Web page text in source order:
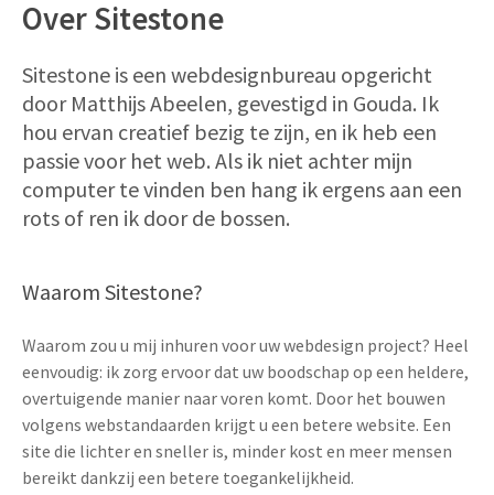
Over Sitestone
Sitestone is een webdesignbureau opgericht
door Matthijs Abeelen, gevestigd in Gouda. Ik
hou ervan creatief bezig te zijn, en ik heb een
passie voor het web. Als ik niet achter mijn
computer te vinden ben hang ik ergens aan een
rots of ren ik door de bossen.
Waarom Sitestone?
Waarom zou u mij inhuren voor uw webdesign project? Heel
eenvoudig: ik zorg ervoor dat uw boodschap op een heldere,
overtuigende manier naar voren komt. Door het bouwen
volgens webstandaarden krijgt u een betere website. Een
site die lichter en sneller is, minder kost en meer mensen
bereikt dankzij een betere toegankelijkheid.